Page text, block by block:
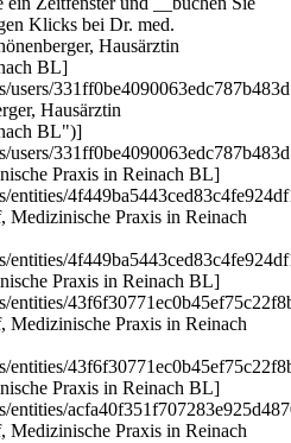
Klicks bei Dr. med.
Hausärztin
BL]
users/
Hausärztin
BL")]
users/
Praxis in Reinach BL]
entities/
Medizinische Praxis in Reinach
entities/
Praxis in Reinach BL]
entities/
Medizinische Praxis in Reinach
entities/
Praxis in Reinach BL]
entities/
Medizinische Praxis in Reinach